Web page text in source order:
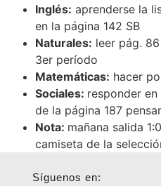
Inglés: aprenderse la
en la página 142 SB
Naturales: leer pág.
3er período
Matemáticas: hacer
Sociales: responder
de la página 187
Nota: mañana salida
camiseta de la
Síguenos en: